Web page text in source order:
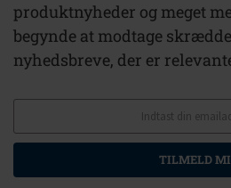
produktnyheder og meget
begynde at modtage
nyhedsbreve, der er
TILMELD